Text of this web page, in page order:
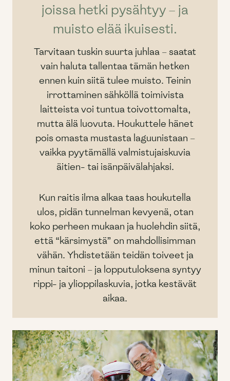
joissa hetki pysähtyy – ja
muisto elää ikuisesti.
Tarvitaan tuskin suurta juhlaa – saatat
vain haluta tallentaa tämän hetken
ennen kuin siitä tulee muisto. Teinin
irrottaminen sähköllä toimivista
laitteista voi tuntua toivottomalta,
mutta älä luovuta. Houkuttele hänet
pois omasta mustasta laguunistaan –
vaikka pyytämällä valmistujaiskuvia
äitien- tai isänpäivälahjaksi.
Kun raitis ilma alkaa taas houkutella
ulos, pidän tunnelman kevyenä, otan
koko perheen mukaan ja huolehdin siitä,
että “kärsimystä” on mahdollisimman
vähän. Yhdistetään teidän toiveet ja
minun taitoni – ja lopputuloksena syntyy
rippi- ja ylioppilaskuvia, jotka kestävät
aikaa.